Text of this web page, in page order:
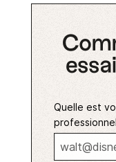
Quelle est